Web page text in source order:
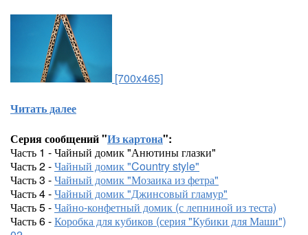
[700x465]
Читать далее
Серия сообщений "Из картона":
Часть 1 - Чайный домик "Анютины глазки"
Часть 2 -Чайный домик "Country style"
Часть 3 -Чайный домик "Мозаика из фетра"
Часть 4 -Чайный домик "Джинсовый гламур"
Часть 5 -Чайно-конфетный домик (с лепниной из теста)
Часть 6 -Коробка для кубиков (серия "Кубики для Маши")